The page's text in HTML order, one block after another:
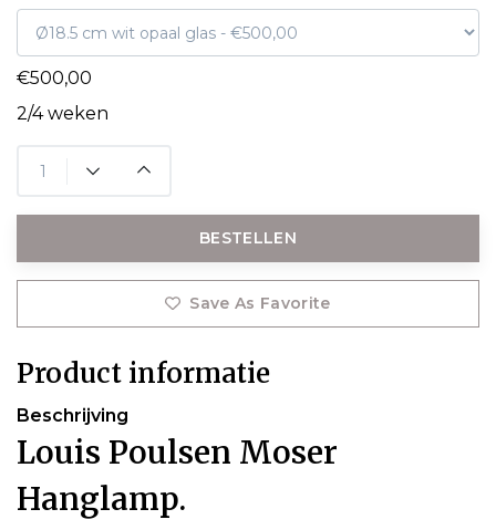
€500,00
2/4 weken
BESTELLEN
Save As Favorite
Product informatie
Beschrijving
Louis Poulsen Moser
Hanglamp.